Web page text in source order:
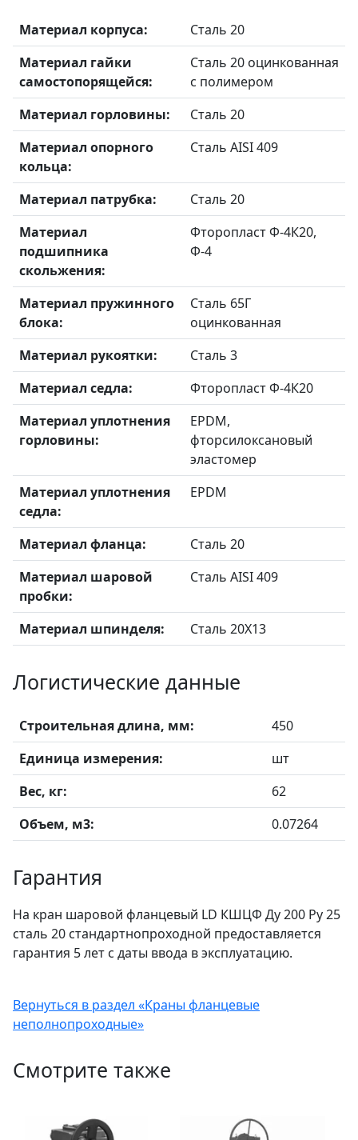
Материал корпуса:
Сталь 20
Материал гайки
самостопорящейся:
Сталь 20 оцинкованная
с полимером
Материал горловины:
Сталь 20
Материал опорного
кольца:
Сталь AISI 409
Материал патрубка:
Сталь 20
Материал
подшипника
скольжения:
Фторопласт Ф-4К20,
Ф-4
Материал пружинного
блока:
Сталь 65Г
оцинкованная
Материал рукоятки:
Сталь 3
Материал седла:
Фторопласт Ф-4К20
Материал уплотнения
горловины:
EPDM,
фторсилоксановый
эластомер
Материал уплотнения
седла:
EPDM
Материал фланца:
Сталь 20
Материал шаровой
пробки:
Сталь AISI 409
Материал шпинделя: Сталь 20X13
Логистические данные
Строительная длина, мм:
450
Единица измерения:
шт
Вес, кг:
62
Объем, м3:
0.07264
Гарантия
На кран шаровой фланцевый LD КШЦФ Ду 200 Ру 25
сталь 20 стандартнопроходной предоставляется
гарантия 5 лет с даты ввода в эксплуатацию.
Вернуться в раздел «Краны фланцевые
неполнопроходные»
Смотрите также